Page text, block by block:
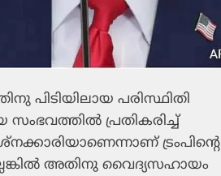
പിടിയിലായ പരിസ്ഥിതി
പ്രതികരിച്ച്
ട്രംപിന്റെ
അതിനു വൈദ്യസഹായം